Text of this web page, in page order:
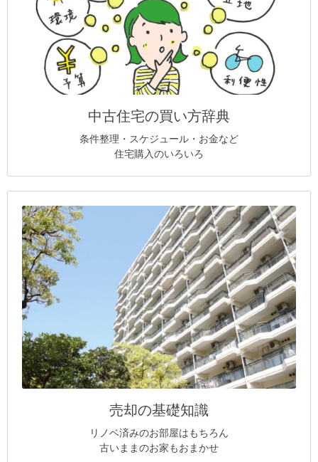
中古住宅の買い方辞典
条件整理・スケジュール・お金など
住宅購入のいろいろ
売却の基礎知識
リノベ済みのお部屋はもちろん
古いままのお家もおまかせ